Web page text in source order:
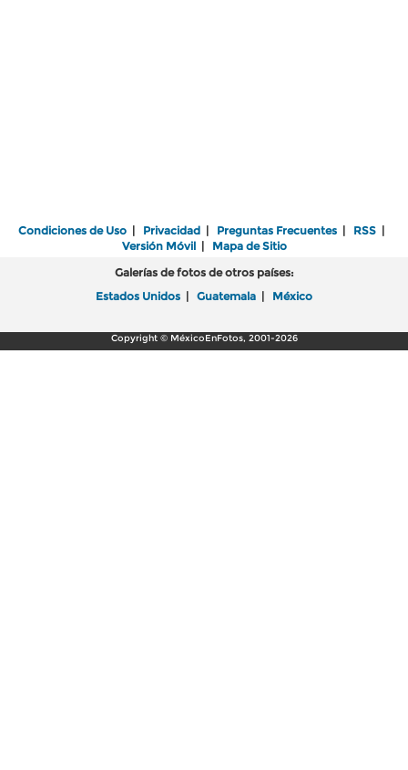
Condiciones de Uso | Privacidad | Preguntas Frecuentes | RSS |
Versión Móvil| Mapa de Sitio
Galerías de fotos de otros países:
Estados Unidos | Guatemala | México
Copyright © MéxicoEnFotos, 2001-2026